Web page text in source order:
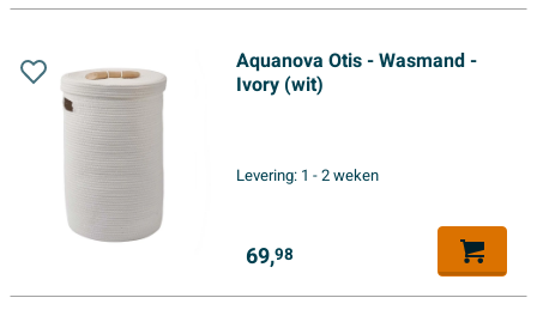
Aquanova Otis - Wasmand -
Ivory (wit)
Levering: 1 - 2 weken
69,98